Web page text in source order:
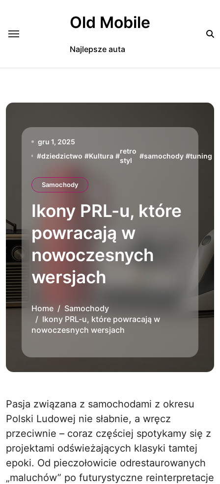
Old Mobile
Najlepsze auta
gru 1, 2025
#dziedzictwo #Kultura #
retro
styl
#samochody #tuning
Samochody
Ikony PRL-u, które
powracają w
nowoczesnych
wersjach
Home
Samochody
Ikony PRL-u, które powracają w
nowoczesnych wersjach
Pasja związana z samochodami z okresu
Polski Ludowej nie słabnie, a wręcz
przeciwnie – coraz częściej spotykamy się z
projektami odświeżających klasyki tamtej
epoki. Od pieczołowicie odrestaurowanych
„maluchów” po futurystyczne reinterpretacje